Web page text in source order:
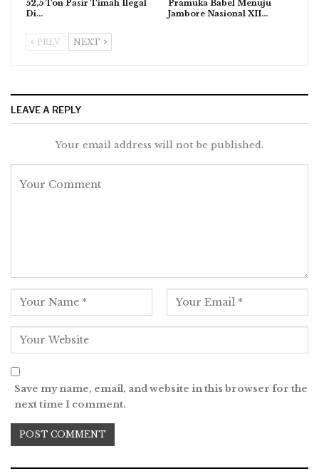
52,5 Ton Pasir Timah Ilegal
Di…
Pramuka Babel Menuju
Jambore Nasional XII…
PREV NEXT
LEAVE A REPLY
Your email address will not be published.
Save my name, email, and website in this browser for the
next time I comment.